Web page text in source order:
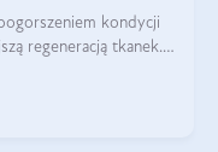
kondycji
regeneracją tkanek.